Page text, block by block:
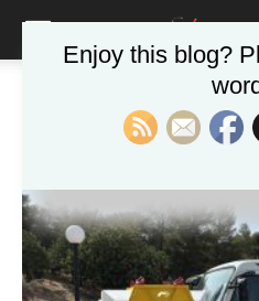
very
lyons
teaches
you
meaning
Ετικέτα:
Enjoy this blog?